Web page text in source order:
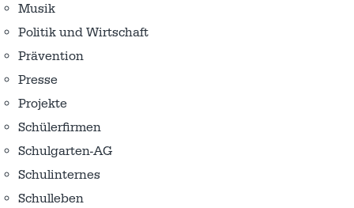
Musik
Politik und Wirtschaft
Prävention
Presse
Projekte
Schülerfirmen
Schulgarten-AG
Schulinternes
Schulleben